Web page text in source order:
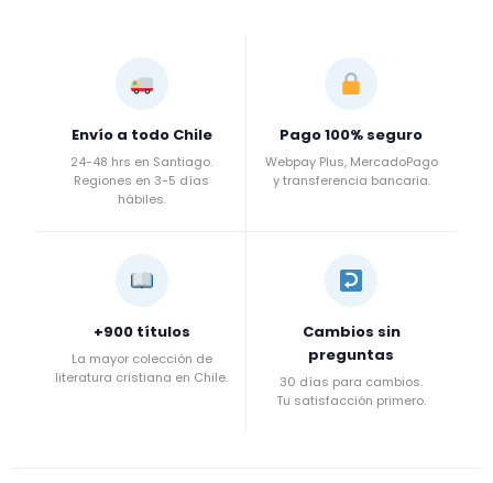
Envío a todo Chile
24-48 hrs en Santiago.
Regiones en 3-5 días
hábiles.
Pago 100% seguro
Webpay Plus, MercadoPago
y transferencia bancaria.
+900 títulos
La mayor colección de
literatura cristiana en Chile.
Cambios sin
preguntas
30 días para cambios.
Tu satisfacción primero.